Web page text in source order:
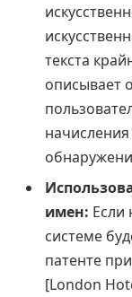
текста
описывает
имен: Если
системе
патенте
[London